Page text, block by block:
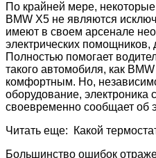
По крайней мере,
BMW X5 не являются
имеют в своем арсенале
электрических помощников,
Полностью помогает
такого автомобиля, как
комфортным. Но,
оборудование, электроника
своевременно сообщает об
Читать еще: Какой
Большинство ошибок